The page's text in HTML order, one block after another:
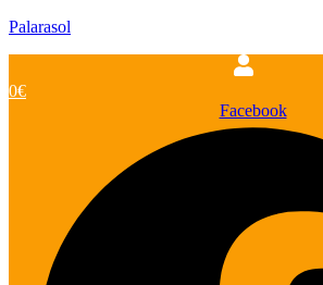
Palarasol
0€
Facebook